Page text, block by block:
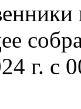
г. с